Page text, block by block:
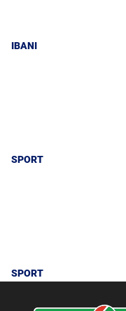
IBANI
SPORT
SPORT